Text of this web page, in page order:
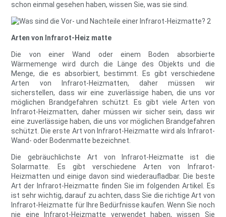
schon einmal gesehen haben, wissen Sie, was sie sind.
Arten von Infrarot-Heiz matte
Die von einer Wand oder einem Boden absorbierte
Wärmemenge wird durch die Länge des Objekts und die
Menge, die es absorbiert, bestimmt. Es gibt verschiedene
Arten von Infrarot-Heizmatten, daher müssen wir
sicherstellen, dass wir eine zuverlässige haben, die uns vor
möglichen Brandgefahren schützt. Es gibt viele Arten von
Infrarot-Heizmatten, daher müssen wir sicher sein, dass wir
eine zuverlässige haben, die uns vor möglichen Brandgefahren
schützt. Die erste Art von Infrarot-Heizmatte wird als Infrarot-
Wand- oder Bodenmatte bezeichnet.
Die gebräuchlichste Art von Infrarot-Heizmatte ist die
Solarmatte. Es gibt verschiedene Arten von Infrarot-
Heizmatten und einige davon sind wiederaufladbar. Die beste
Art der Infrarot-Heizmatte finden Sie im folgenden Artikel. Es
ist sehr wichtig, darauf zu achten, dass Sie die richtige Art von
Infrarot-Heizmatte für Ihre Bedürfnisse kaufen. Wenn Sie noch
nie eine Infrarot-Heizmatte verwendet haben, wissen Sie